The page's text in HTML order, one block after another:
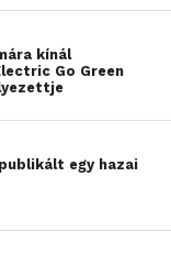
a kiváló
Ez a
teljesítményű
kínál
Go Green
egy hazai